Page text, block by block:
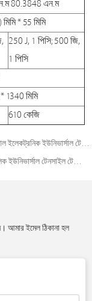
80.3848 এন.ম
* 55 মিমি
250 J, 1 পিসি; 500 জি,
1 পিসি
1340 মিমি
610 কেজি
ইউনিভার্সাল টেস্টিং মেশিন
টেনসাইল টেস্টিং মেশিন
আমার ইমেল ঠিকানা হল